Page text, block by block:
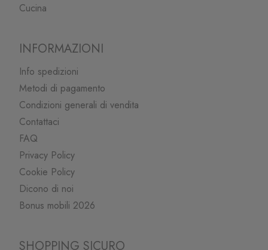
Cucina
INFORMAZIONI
Info spedizioni
Metodi di pagamento
Condizioni generali di vendita
Contattaci
FAQ
Privacy Policy
Cookie Policy
Dicono di noi
Bonus mobili 2026
SHOPPING SICURO